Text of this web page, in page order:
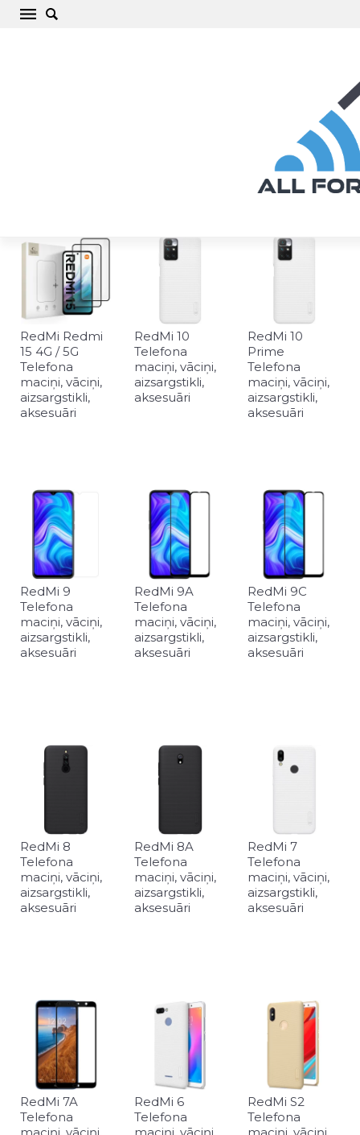
Xiaomi RedMi Telefona maciņi, vāciņi,
RedMi Redmi
15 4G / 5G
Telefona
maciņi, vāciņi,
aizsargstikli,
aksesuāri
RedMi 10
Telefona
maciņi, vāciņi,
aizsargstikli,
aksesuāri
RedMi 10
Prime
Telefona
maciņi, vāciņi,
aizsargstikli,
aksesuāri
RedMi 9
Telefona
maciņi, vāciņi,
aizsargstikli,
aksesuāri
RedMi 9A
Telefona
maciņi, vāciņi,
aizsargstikli,
aksesuāri
RedMi 9C
Telefona
maciņi, vāciņi,
aizsargstikli,
aksesuāri
RedMi 8
Telefona
maciņi, vāciņi,
aizsargstikli,
aksesuāri
RedMi 8A
Telefona
maciņi, vāciņi,
aizsargstikli,
aksesuāri
RedMi 7
Telefona
maciņi, vāciņi,
aizsargstikli,
aksesuāri
RedMi 7A
Telefona
RedMi 6
Telefona
RedMi S2
Telefona